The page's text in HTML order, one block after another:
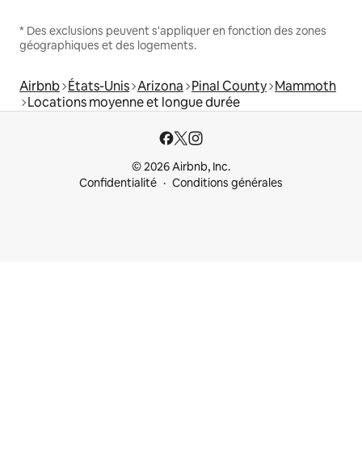
* Des exclusions peuvent s'appliquer en fonction des zones
géographiques et des logements.
Airbnb États-Unis Arizona Pinal County Mammoth
Locations moyenne et longue durée
© 2026 Airbnb, Inc.
Confidentialité
Conditions générales